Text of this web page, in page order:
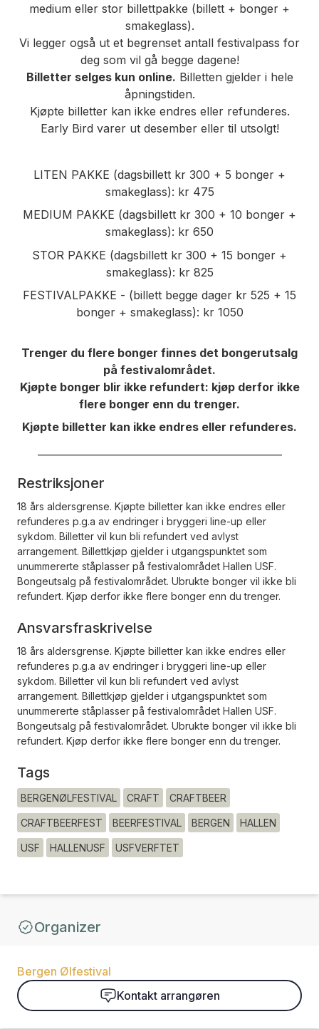
medium eller stor billettpakke (billett + bonger +
smakeglass).
Vi legger også ut et begrenset antall festivalpass for
deg som vil gå begge dagene!
Billetter selges kun online. Billetten gjelder i hele
åpningstiden.
Kjøpte billetter kan ikke endres eller refunderes.
Early Bird varer ut desember eller til utsolgt!
LITEN PAKKE (dagsbillett kr 300 + 5 bonger +
smakeglass): kr 475
MEDIUM PAKKE (dagsbillett kr 300 + 10 bonger +
smakeglass): kr 650
STOR PAKKE (dagsbillett kr 300 + 15 bonger +
smakeglass): kr 825
FESTIVALPAKKE - (billett begge dager kr 525 + 15
bonger + smakeglass): kr 1050
Trenger du flere bonger finnes det bongerutsalg
på festivalområdet.
Kjøpte bonger blir ikke refundert: kjøp derfor ikke
flere bonger enn du trenger.
Kjøpte billetter kan ikke endres eller refunderes.
Restriksjoner
18 års aldersgrense. Kjøpte billetter kan ikke endres eller
refunderes p.g.a av endringer i bryggeri line-up eller
sykdom. Billetter vil kun bli refundert ved avlyst
arrangement. Billettkjøp gjelder i utgangspunktet som
unummererte ståplasser på festivalområdet Hallen USF.
Bongeutsalg på festivalområdet. Ubrukte bonger vil ikke bli
refundert. Kjøp derfor ikke flere bonger enn du trenger.
Ansvarsfraskrivelse
18 års aldersgrense. Kjøpte billetter kan ikke endres eller
refunderes p.g.a av endringer i bryggeri line-up eller
sykdom. Billetter vil kun bli refundert ved avlyst
arrangement. Billettkjøp gjelder i utgangspunktet som
unummererte ståplasser på festivalområdet Hallen USF.
Bongeutsalg på festivalområdet. Ubrukte bonger vil ikke bli
refundert. Kjøp derfor ikke flere bonger enn du trenger.
Tags
BERGENØLFESTIVAL CRAFT CRAFTBEER
CRAFTBEERFEST BEERFESTIVAL BERGEN HALLEN
USF HALLENUSF USFVERFTET
Organizer
Bergen Ølfestival
Kontakt arrangøren